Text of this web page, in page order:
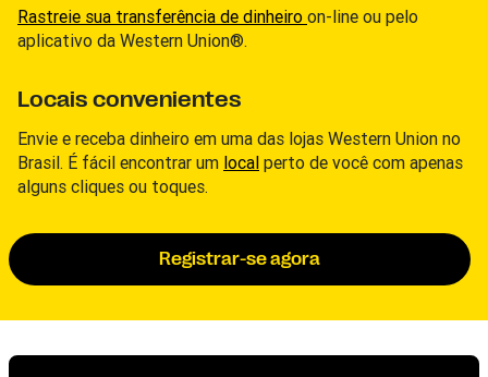
Rastreie sua transferência de dinheiro on-line ou pelo
aplicativo da Western Union®.
Locais convenientes
Envie e receba dinheiro em uma das lojas Western Union no
Brasil. É fácil encontrar um local perto de você com apenas
alguns cliques ou toques.
Registrar-se agora